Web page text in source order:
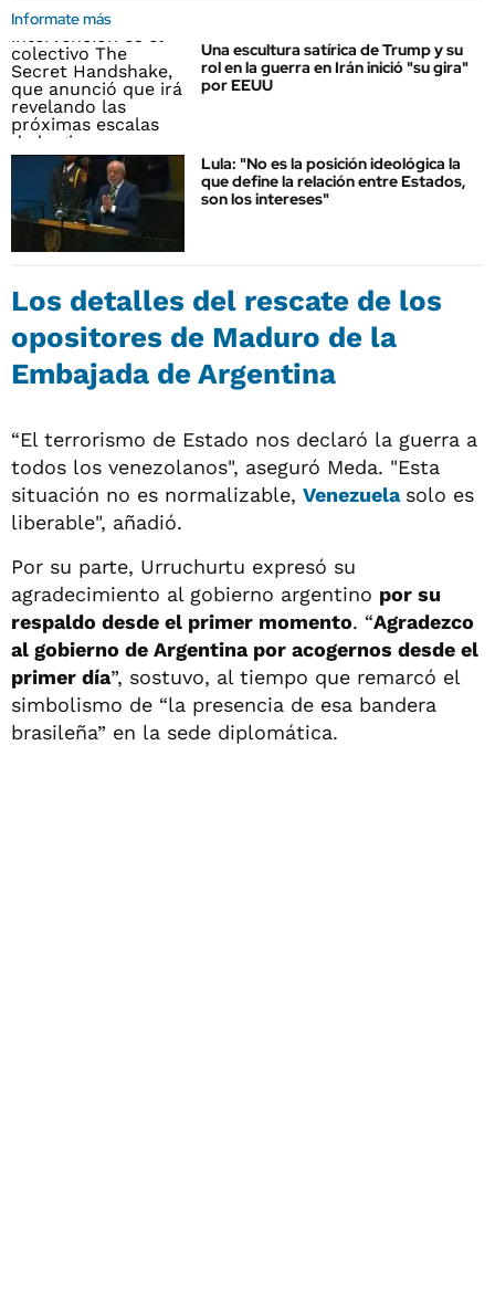
Informate más
Una escultura satírica de Trump y su
rol en la guerra en Irán inició "su gira"
por EEUU
Lula: "No es la posición ideológica la
que define la relación entre Estados,
son los intereses"
Los detalles del rescate de los
opositores de Maduro de la
Embajada de Argentina
“El terrorismo de Estado nos declaró la guerra a
todos los venezolanos", aseguró Meda. "Esta
situación no es normalizable, Venezuela solo es
liberable", añadió.
Por su parte, Urruchurtu expresó su
agradecimiento al gobierno argentino por su
respaldo desde el primer momento. “Agradezco
al gobierno de Argentina por acogernos desde el
primer día”, sostuvo, al tiempo que remarcó el
simbolismo de “la presencia de esa bandera
brasileña” en la sede diplomática.